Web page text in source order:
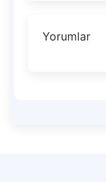
Yorumlar